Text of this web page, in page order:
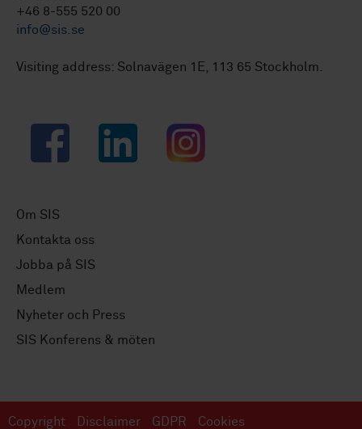
+46 8-555 520 00
info@sis.se
Visiting address: Solnavägen 1E, 113 65 Stockholm.
Facebook LinkedIn Instagram
Om SIS
Kontakta oss
Jobba på SIS
Medlem
Nyheter och Press
SIS Konferens & möten
Copyright Disclaimer GDPR Cookies